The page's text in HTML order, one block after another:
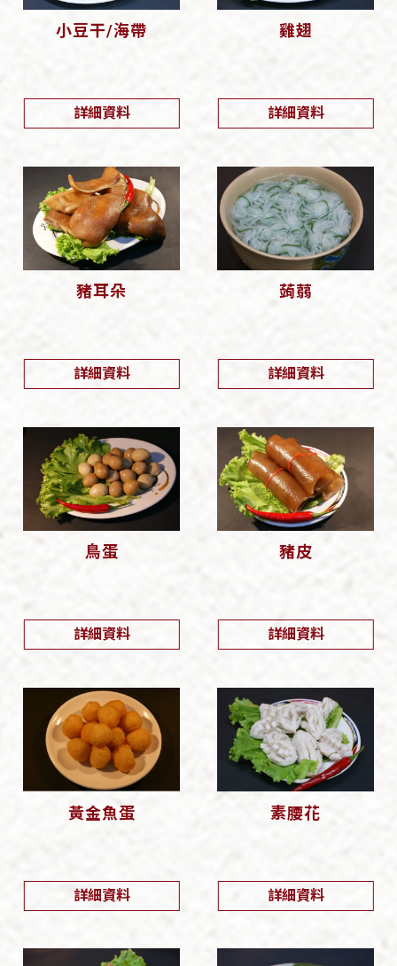
小豆干/海帶
詳細資料
雞翅
詳細資料
豬耳朵
詳細資料
蒟蒻
詳細資料
鳥蛋
詳細資料
豬皮
詳細資料
黃金魚蛋
詳細資料
素腰花
詳細資料